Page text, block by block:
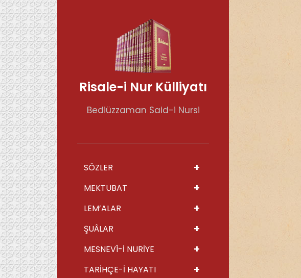
Risale-i Nur Külliyatı
Bediüzzaman Said-i Nursi
+
SÖZLER
+
MEKTUBAT
+
LEM’ALAR
+
ŞUÂLAR
+
MESNEVÎ-İ NURİYE
+
TARİHÇE-İ HAYATI